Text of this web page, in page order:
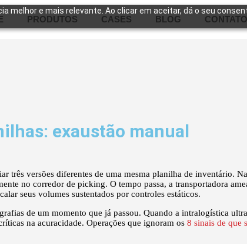
melhor e mais relevante. Ao clicar em aceitar, dá o seu
PRODUTOS CASES BLOG
exaustão manual
três versões diferentes de uma mesma planilha de inventário.
no corredor de picking. O tempo passa, a transportadora
seus volumes sustentados por controles estáticos.
de um momento que já passou. Quando a intralogística
na acuracidade. Operações que ignoram os 8 sinais de que